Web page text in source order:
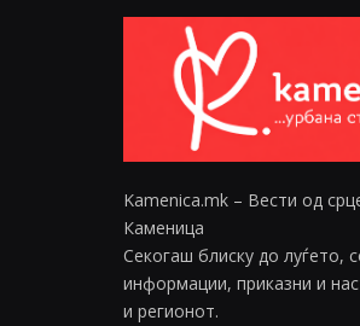
Kamenica.mk – Вести од
Каменица
Секогаш блиску до луѓето,
информации, приказни и
и регионот.